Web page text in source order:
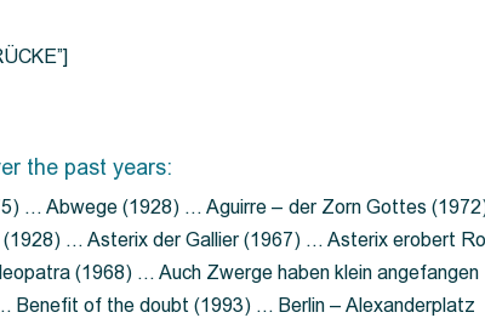
the past years:
… Abwege (1928) … Aguirre – der Zorn Gottes
… Asterix der Gallier (1967) … Asterix erobert
(1968) … Auch Zwerge haben klein angefangen
of the doubt (1993) … Berlin – Alexanderplatz